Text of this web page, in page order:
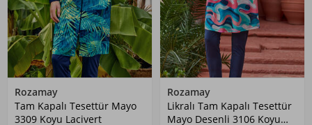
Rozamay
Tam Kapalı Tesettür Mayo
3309 Koyu Lacivert
Rozamay
Likralı Tam Kapalı Tesettür
Mayo Desenli 3106 Koyu